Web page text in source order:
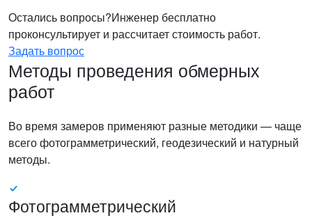
Остались вопросы?Инженер бесплатно
проконсультирует и рассчитает стоимость работ.
Задать вопрос
Методы проведения обмерных
работ
Во время замеров применяют разные методики — чаще
всего фотограмметрический, геодезический и натурный
методы.
Фотограмметрический